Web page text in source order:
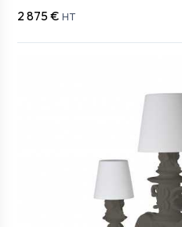
2 875 € HT